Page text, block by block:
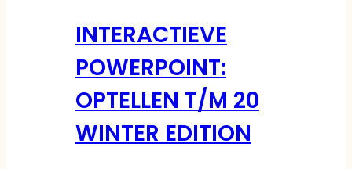
INTERACTIEVE
POWERPOINT:
OPTELLEN T/M 20
WINTER EDITION